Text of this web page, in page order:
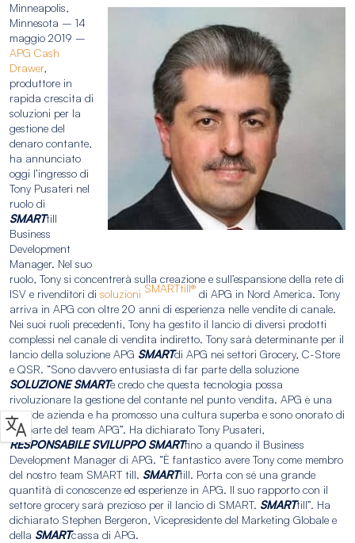
Minneapolis,
Minnesota – 14
maggio 2019 –
APG Cash
Drawer,
produttore in
rapida crescita di
soluzioni per la
gestione del
denaro contante,
ha annunciato
oggi l’ingresso di
Tony Pusateri nel
ruolo di
SMARTtill
Business
Development
Manager. Nel suo
ruolo, Tony si concentrerà sulla creazione e sull’espansione della rete di
ISV e rivenditori di soluzioni SMARTtill® di APG in Nord America. Tony
arriva in APG con oltre 20 anni di esperienza nelle vendite di canale.
Nei suoi ruoli precedenti, Tony ha gestito il lancio di diversi prodotti
complessi nel canale di vendita indiretto. Tony sarà determinante per il
lancio della soluzione APG SMARTdi APG nei settori Grocery, C-Store
e QSR. “Sono davvero entusiasta di far parte della soluzione
SOLUZIONE SMARTe credo che questa tecnologia possa
rivoluzionare la gestione del contante nel punto vendita. APG è una
grande azienda e ha promosso una cultura superba e sono onorato di
far parte del team APG”. Ha dichiarato Tony Pusateri,
RESPONSABILE SVILUPPO SMARTfino a quando il Business
Development Manager di APG. “È fantastico avere Tony come membro
del nostro team SMART till. SMARTtill. Porta con sé una grande
quantità di conoscenze ed esperienze in APG. Il suo rapporto con il
settore grocery sarà prezioso per il lancio di SMART. SMARTtill”. Ha
dichiarato Stephen Bergeron, Vicepresidente del Marketing Globale e
della SMARTcassa di APG.